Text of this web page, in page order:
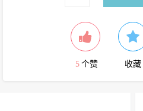
5 个赞 收藏